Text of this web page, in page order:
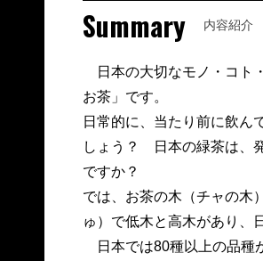
Summary 内容紹介
日本の大切なモノ・コト
お茶」です。
日常的に、当たり前に飲ん
しょう？ 日本の緑茶は、
ですか？
では、お茶の木（チャの木
ゅ）で低木と高木があり、
日本では80種以上の品種